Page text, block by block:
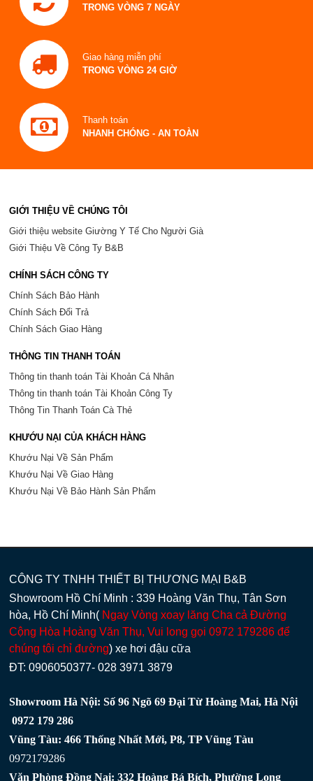
TRONG VÒNG 7 NGÀY
Giao hàng miễn phí
TRONG VÒNG 24 GIỜ
Thanh toán
NHANH CHÓNG - AN TOÀN
GIỚI THIỆU VỀ CHÚNG TÔI
Giới thiệu website Giường Y Tế Cho Người Già
Giới Thiệu Về Công Ty B&B
CHÍNH SÁCH CÔNG TY
Chính Sách Bảo Hành
Chính Sách Đổi Trả
Chính Sách Giao Hàng
THÔNG TIN THANH TOÁN
Thông tin thanh toán Tài Khoản Cá Nhân
Thông tin thanh toán Tài Khoản Công Ty
Thông Tin Thanh Toán Cà Thẻ
KHƯỚU NẠI CỦA KHÁCH HÀNG
Khướu Nại Về Sản Phẩm
Khướu Nại Về Giao Hàng
Khướu Nại Về Bảo Hành Sản Phẩm
CÔNG TY TNHH THIẾT BỊ THƯƠNG MẠI B&B
Showroom Hồ Chí Minh : 339 Hoàng Văn Thụ, Tân Sơn
hòa, Hồ Chí Minh( Ngay Vòng xoay lăng Cha cả Đường
Cộng Hòa Hoàng Văn Thụ, Vui long gọi 0972 179286 để
chúng tôi chỉ đường) xe hơi đậu cữa
ĐT: 0906050377- 028 3971 3879
Showroom Hà Nội: Số 96 Ngõ 69 Đại Từ Hoàng Mai, Hà Nội
0972 179 286
Vũng Tàu: 466 Thống Nhất Mới, P8, TP Vũng Tàu
0972179286
Văn Phòng Đồng Nai: 332 Hoàng Bá Bích, Phường Long